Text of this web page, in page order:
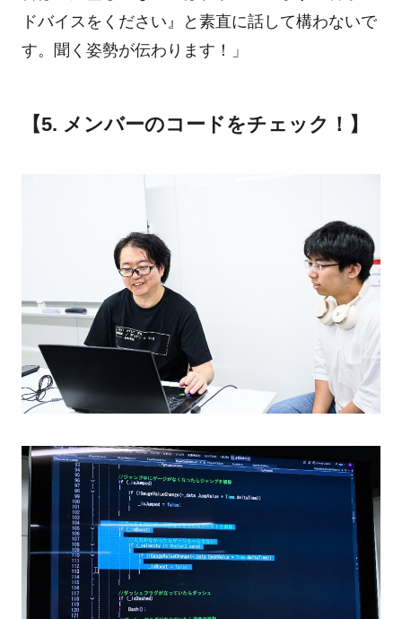
ドバイスをください』と素直に話して構わないで
す。聞く姿勢が伝わります！」
【5. メンバーのコードをチェック！】